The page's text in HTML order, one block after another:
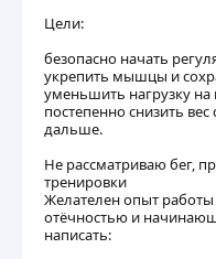
Цели:
безопасно начать
укрепить мышцы и
уменьшить нагрузку на
постепенно снизить вес
дальше.
Не рассматриваю бег,
тренировки
Желателен опыт
отёчностью и
написать: